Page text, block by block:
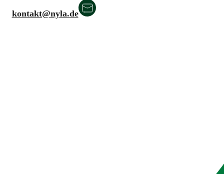
kontakt@nyla.de